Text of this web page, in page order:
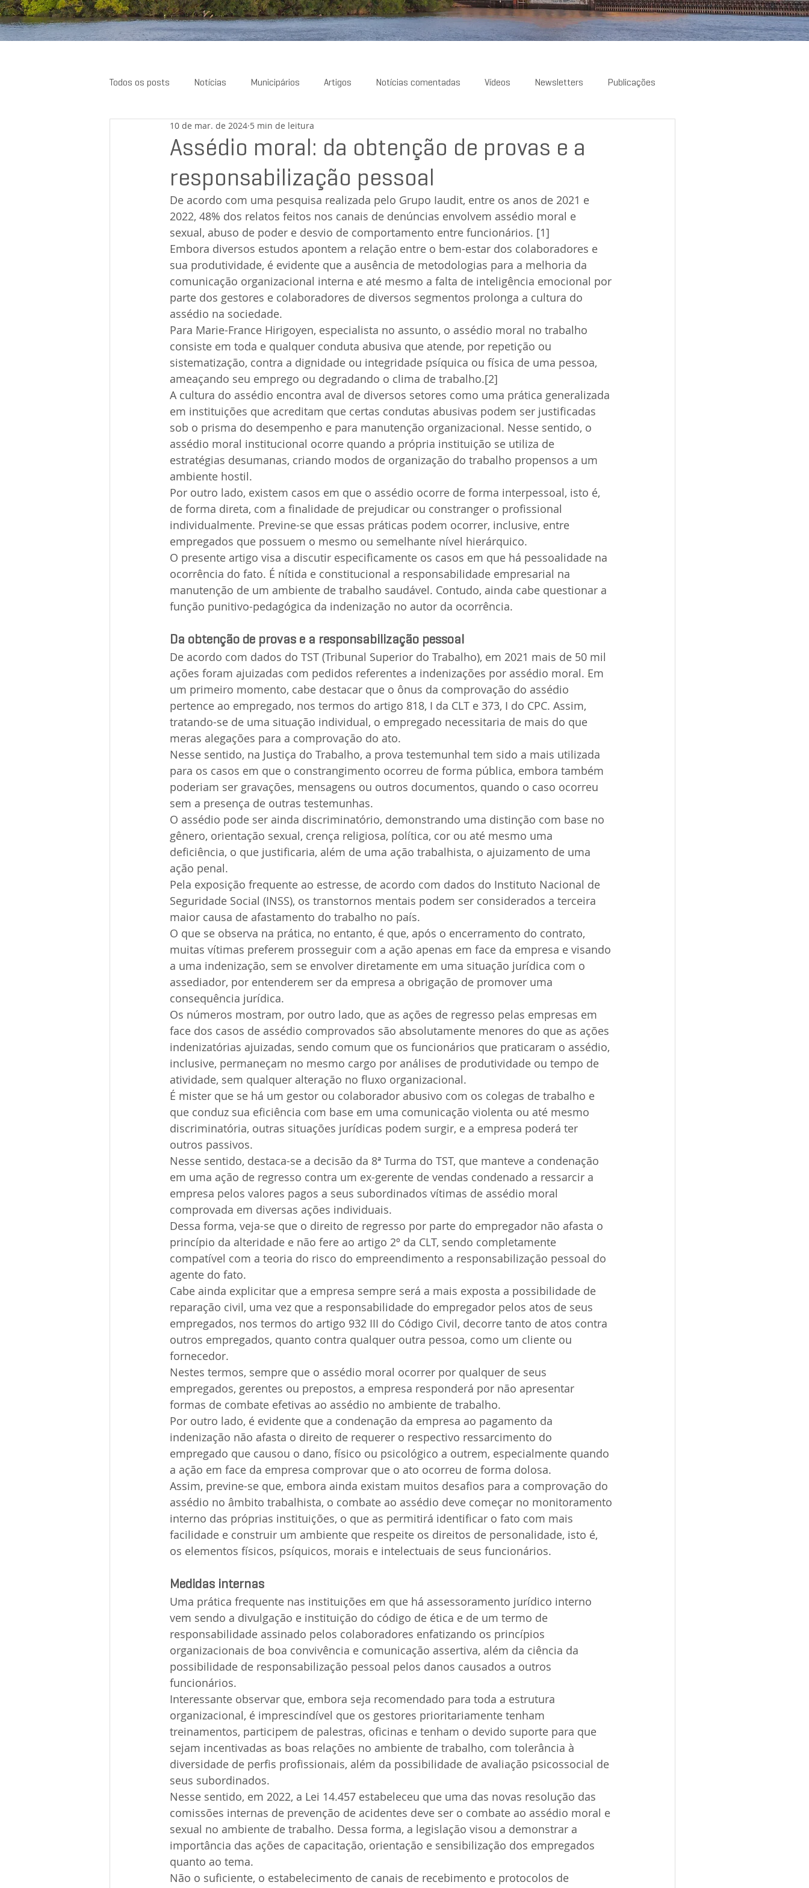
Todos os posts Notícias Municipários Artigos Notícias comentadas Vídeos Newsletters Publicações
Resenhas
Assédio moral: da obtenção de provas e a
responsabilização pessoal
10 de mar. de 2024 5 min de leitura
De acordo com uma pesquisa realizada pelo Grupo Iaudit, entre os anos de 2021 e
2022, 48% dos relatos feitos nos canais de denúncias envolvem assédio moral e
sexual, abuso de poder e desvio de comportamento entre funcionários. [1]
Embora diversos estudos apontem a relação entre o bem-estar dos colaboradores e
sua produtividade, é evidente que a ausência de metodologias para a melhoria da
comunicação organizacional interna e até mesmo a falta de inteligência emocional por
parte dos gestores e colaboradores de diversos segmentos prolonga a cultura do
assédio na sociedade.
Para Marie-France Hirigoyen, especialista no assunto, o assédio moral no trabalho
consiste em toda e qualquer conduta abusiva que atende, por repetição ou
sistematização, contra a dignidade ou integridade psíquica ou física de uma pessoa,
ameaçando seu emprego ou degradando o clima de trabalho.[2]
A cultura do assédio encontra aval de diversos setores como uma prática generalizada
em instituições que acreditam que certas condutas abusivas podem ser justificadas
sob o prisma do desempenho e para manutenção organizacional. Nesse sentido, o
assédio moral institucional ocorre quando a própria instituição se utiliza de
estratégias desumanas, criando modos de organização do trabalho propensos a um
ambiente hostil.
Por outro lado, existem casos em que o assédio ocorre de forma interpessoal, isto é,
de forma direta, com a finalidade de prejudicar ou constranger o profissional
individualmente. Previne-se que essas práticas podem ocorrer, inclusive, entre
empregados que possuem o mesmo ou semelhante nível hierárquico.
O presente artigo visa a discutir especificamente os casos em que há pessoalidade na
ocorrência do fato. É nítida e constitucional a responsabilidade empresarial na
manutenção de um ambiente de trabalho saudável. Contudo, ainda cabe questionar a
função punitivo-pedagógica da indenização no autor da ocorrência.
Da obtenção de provas e a responsabilização pessoal
De acordo com dados do TST (Tribunal Superior do Trabalho), em 2021 mais de 50 mil
ações foram ajuizadas com pedidos referentes a indenizações por assédio moral. Em
um primeiro momento, cabe destacar que o ônus da comprovação do assédio
pertence ao empregado, nos termos do artigo 818, I da CLT e 373, I do CPC. Assim,
tratando-se de uma situação individual, o empregado necessitaria de mais do que
meras alegações para a comprovação do ato.
Nesse sentido, na Justiça do Trabalho, a prova testemunhal tem sido a mais utilizada
para os casos em que o constrangimento ocorreu de forma pública, embora também
poderiam ser gravações, mensagens ou outros documentos, quando o caso ocorreu
sem a presença de outras testemunhas.
O assédio pode ser ainda discriminatório, demonstrando uma distinção com base no
gênero, orientação sexual, crença religiosa, política, cor ou até mesmo uma
deficiência, o que justificaria, além de uma ação trabalhista, o ajuizamento de uma
ação penal.
Pela exposição frequente ao estresse, de acordo com dados do Instituto Nacional de
Seguridade Social (INSS), os transtornos mentais podem ser considerados a terceira
maior causa de afastamento do trabalho no país.
O que se observa na prática, no entanto, é que, após o encerramento do contrato,
muitas vítimas preferem prosseguir com a ação apenas em face da empresa e visando
a uma indenização, sem se envolver diretamente em uma situação jurídica com o
assediador, por entenderem ser da empresa a obrigação de promover uma
consequência jurídica.
Os números mostram, por outro lado, que as ações de regresso pelas empresas em
face dos casos de assédio comprovados são absolutamente menores do que as ações
indenizatórias ajuizadas, sendo comum que os funcionários que praticaram o assédio,
inclusive, permaneçam no mesmo cargo por análises de produtividade ou tempo de
atividade, sem qualquer alteração no fluxo organizacional.
É mister que se há um gestor ou colaborador abusivo com os colegas de trabalho e
que conduz sua eficiência com base em uma comunicação violenta ou até mesmo
discriminatória, outras situações jurídicas podem surgir, e a empresa poderá ter
outros passivos.
Nesse sentido, destaca-se a decisão da 8ª Turma do TST, que manteve a condenação
em uma ação de regresso contra um ex-gerente de vendas condenado a ressarcir a
empresa pelos valores pagos a seus subordinados vítimas de assédio moral
comprovada em diversas ações individuais.
Dessa forma, veja-se que o direito de regresso por parte do empregador não afasta o
princípio da alteridade e não fere ao artigo 2º da CLT, sendo completamente
compatível com a teoria do risco do empreendimento a responsabilização pessoal do
agente do fato.
Cabe ainda explicitar que a empresa sempre será a mais exposta a possibilidade de
reparação civil, uma vez que a responsabilidade do empregador pelos atos de seus
empregados, nos termos do artigo 932 III do Código Civil, decorre tanto de atos contra
outros empregados, quanto contra qualquer outra pessoa, como um cliente ou
fornecedor.
Nestes termos, sempre que o assédio moral ocorrer por qualquer de seus
empregados, gerentes ou prepostos, a empresa responderá por não apresentar
formas de combate efetivas ao assédio no ambiente de trabalho.
Por outro lado, é evidente que a condenação da empresa ao pagamento da
indenização não afasta o direito de requerer o respectivo ressarcimento do
empregado que causou o dano, físico ou psicológico a outrem, especialmente quando
a ação em face da empresa comprovar que o ato ocorreu de forma dolosa.
Assim, previne-se que, embora ainda existam muitos desafios para a comprovação do
assédio no âmbito trabalhista, o combate ao assédio deve começar no monitoramento
interno das próprias instituições, o que as permitirá identificar o fato com mais
facilidade e construir um ambiente que respeite os direitos de personalidade, isto é,
os elementos físicos, psíquicos, morais e intelectuais de seus funcionários.
Medidas internas
Uma prática frequente nas instituições em que há assessoramento jurídico interno
vem sendo a divulgação e instituição do código de ética e de um termo de
responsabilidade assinado pelos colaboradores enfatizando os princípios
organizacionais de boa convivência e comunicação assertiva, além da ciência da
possibilidade de responsabilização pessoal pelos danos causados a outros
funcionários.
Interessante observar que, embora seja recomendado para toda a estrutura
organizacional, é imprescindível que os gestores prioritariamente tenham
treinamentos, participem de palestras, oficinas e tenham o devido suporte para que
sejam incentivadas as boas relações no ambiente de trabalho, com tolerância à
diversidade de perfis profissionais, além da possibilidade de avaliação psicossocial de
seus subordinados.
Nesse sentido, em 2022, a Lei 14.457 estabeleceu que uma das novas resolução das
comissões internas de prevenção de acidentes deve ser o combate ao assédio moral e
sexual no ambiente de trabalho. Dessa forma, a legislação visou a demonstrar a
importância das ações de capacitação, orientação e sensibilização dos empregados
quanto ao tema.
Não o suficiente, o estabelecimento de canais de recebimento e protocolos de